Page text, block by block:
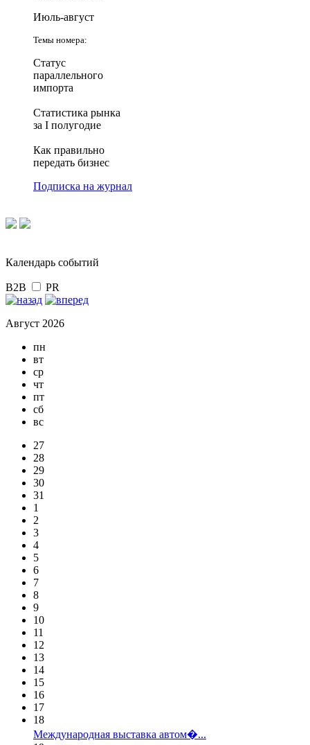
Июль-август
Темы номера:
Статус
параллельного
импорта
Статистика рынка
за I полугодие
Как правильно
передать бизнес
Подписка на журнал
Календарь событий
B2B PR
Август 2026
пн
вт
ср
чт
пт
сб
вс
27
28
29
30
31
1
2
3
4
5
6
7
8
9
10
11
12
13
14
15
16
17
18
Международная выставка автом�...